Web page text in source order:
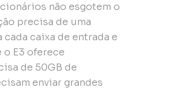
não esgotem o
precisa de uma
caixa de entrada e
o E3 oferece
de 50GB de
enviar grandes